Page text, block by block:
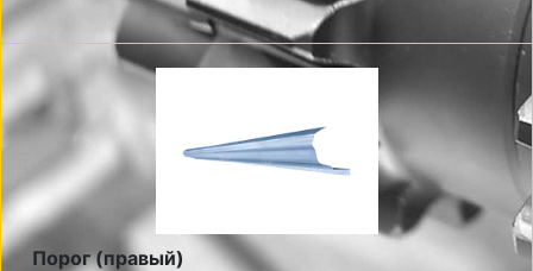
Порог (правый)